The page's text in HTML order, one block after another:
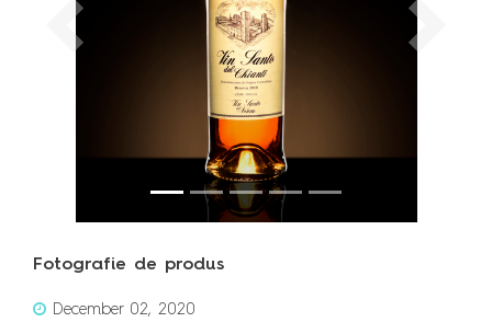
Previous
Fotografie de produs
December 02, 2020